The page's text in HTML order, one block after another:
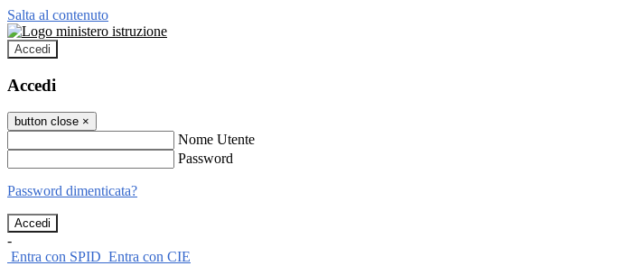
Salta al contenuto
Accedi
Accedi
button close ×
Nome Utente
Password
Password dimenticata?
-
Entra con SPID Entra con CIE